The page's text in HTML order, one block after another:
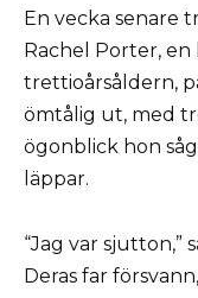
En vecka senare
Rachel Porter,
trettioårsåldern,
ömtålig ut, med
ögonblick hon
läppar.
“Jag var sjutton,”
Deras far